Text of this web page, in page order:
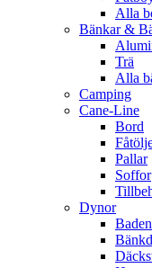
Alla
Bänkar &
Trä
Alla
Camping
Cane-Line
Bord
Pallar
Soffor
Dynor